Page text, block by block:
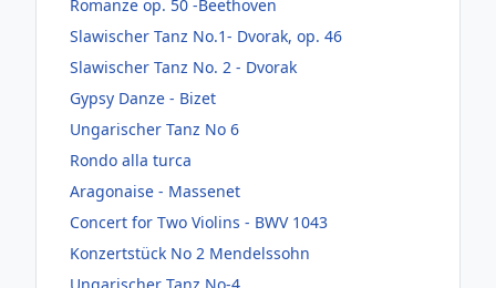
Romanze op. 50 -Beethoven
Slawischer Tanz No.1- Dvorak, op. 46
Slawischer Tanz No. 2 - Dvorak
Gypsy Danze - Bizet
Ungarischer Tanz No 6
Rondo alla turca
Aragonaise - Massenet
Concert for Two Violins - BWV 1043
Konzertstück No 2 Mendelssohn
Ungarischer Tanz No-4